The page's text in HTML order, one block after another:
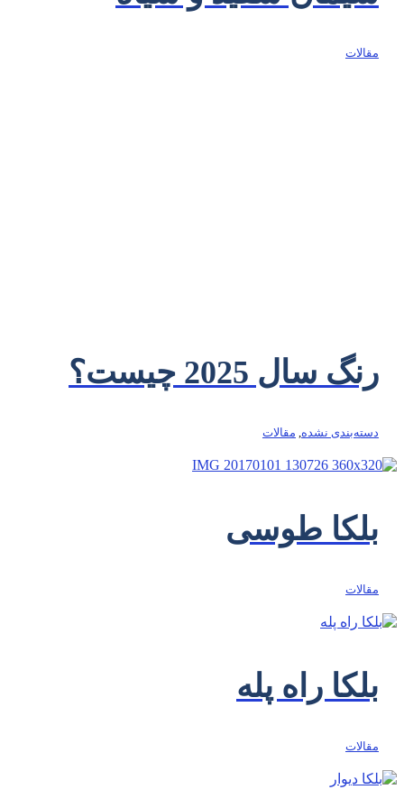
مقالات
رنگ سال 2025 چیست؟
دسته‌بندی نشده, مقالات
بلکا طوسی
مقالات
بلکا راه پله
مقالات